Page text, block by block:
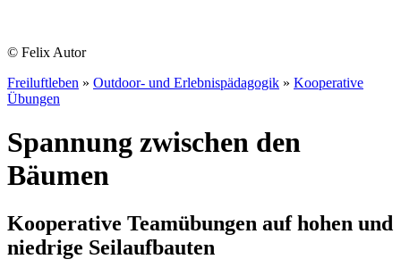
© Felix Autor
Freiluftleben » Outdoor- und Erlebnispädagogik » Kooperative
Übungen
Spannung zwischen den
Bäumen
Kooperative Teamübungen auf hohen und
niedrige Seilaufbauten